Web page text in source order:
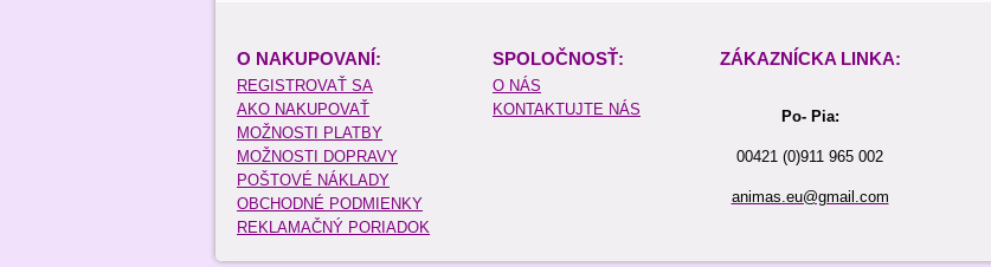
O NAKUPOVANÍ: SPOLOČNOSŤ: ZÁKAZNÍCKA LINKA:
REGISTROVAŤ SA
AKO NAKUPOVAŤ
MOŽNOSTI PLATBY
MOŽNOSTI DOPRAVY
POŠTOVÉ NÁKLADY
OBCHODNÉ PODMIENKY
REKLAMAČNÝ PORIADOK
O NÁS
KONTAKTUJTE NÁS
Po- Pia:
00421 (0)911 965 002
animas.eu@gmail.com